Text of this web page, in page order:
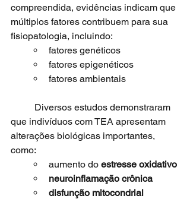
compreendida, evidências indicam que
múltiplos fatores contribuem para sua
fisiopatologia, incluindo:
fatores genéticos
fatores epigenéticos
fatores ambientais
que indivíduos com TEA apresentam
alterações biológicas importantes,
como:
aumento do estresse oxidativo
neuroinflamação crônica
disfunção mitocondrial